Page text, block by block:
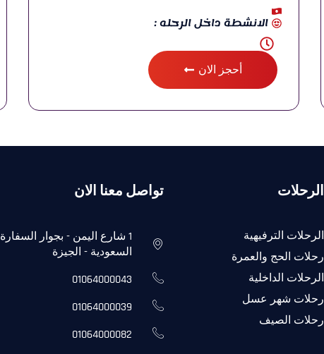
الانشطة داخل الرحله :
أحجز الان
الرحلات
الرحلات الترفيهية
رحلات الحج والعمرة
الرحلات الداخلية
رحلات شهر عسل
رحلات الصيف
تواصل معنا الان
1 شارع اليمن - بجوار السفارة
السعودية - الجيزة
01064000043
01064000039
01064000082